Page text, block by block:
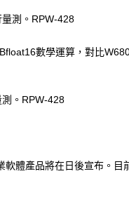
測。RPW-428
數學運算，對比
。RPW-428
體產品將在日後宣布。目